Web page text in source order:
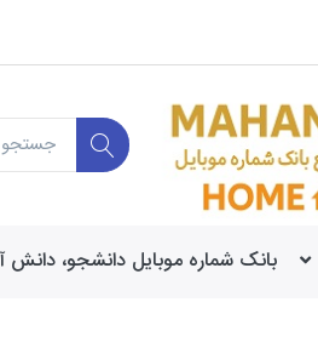
بانک شماره موبایل دانشجو، دانش